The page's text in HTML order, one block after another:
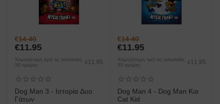
€14.40
€11.95
Χαμηλότερη τιμή τις τελευταίες
30 ημέρες:
€ 11.95
Dog Man 3 - Ιστορία Δυο
Γάτων
€14.40
€11.95
Χαμηλότερη τιμή τις τελευταίες
30 ημέρες:
€ 11.95
Dog Man 4 - Dog Man Και
Cat Kid